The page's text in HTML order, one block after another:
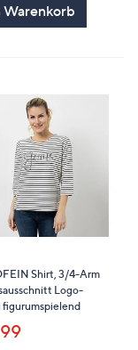
Warenkorb
Shirt, 3/4-Arm
Logo-
figurumspielend